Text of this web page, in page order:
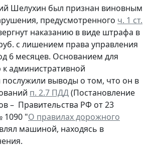
Шелухин был признан виновным
предусмотренного ч. 1 ст.
наказанию в виде штрафа в
с лишением права управления
6 месяцев. Основанием для
к административной
послужили выводы о том, что он в
п. 2.7 ПДД(Постановление
– Правительства РФ от 23
1090 "О правилах дорожного
машиной, находясь в